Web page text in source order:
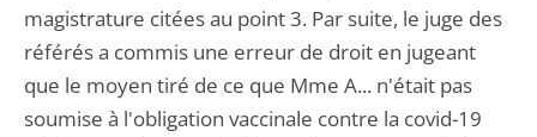
magistrature citées au point 3. Par suite, le juge des
référés a commis une erreur de droit en jugeant
que le moyen tiré de ce que Mme A... n'était pas
soumise à l'obligation vaccinale contre la covid-19